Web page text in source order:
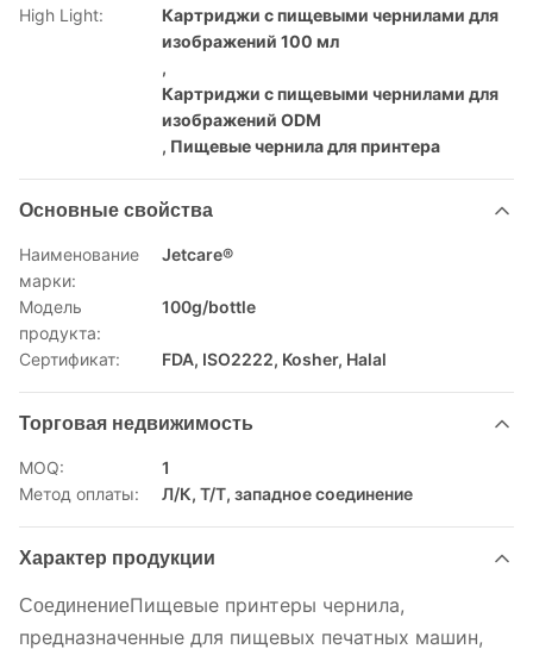
High Light:
Картриджи с пищевыми чернилами для
изображений 100 мл
,
Картриджи с пищевыми чернилами для
изображений ODM
, Пищевые чернила для принтера
Основные свойства
Наименование
марки:
Jetcare®
Модель
продукта:
100g/bottle
Сертификат: FDA, ISO2222, Kosher, Halal
Торговая недвижимость
MOQ:
1
Метод оплаты:
Л/К, Т/Т, западное соединение
Характер продукции
СоединениеПищевые принтеры чернила,
предназначенные для пищевых печатных машин,